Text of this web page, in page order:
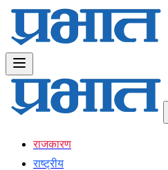
राजकारण
राष्ट्रीय